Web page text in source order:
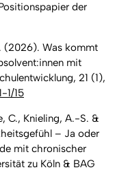
der
(2026). Was kommt
mit
21 (1),
1/15
C., Knieling, A.-S. &
– Ja oder
mit chronischer
zu Köln & BAG